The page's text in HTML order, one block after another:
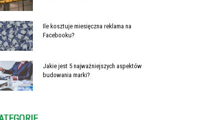
Ile kosztuje miesięczna reklama na
Facebooku?
Jakie jest 5 najważniejszych aspektów
budowania marki?